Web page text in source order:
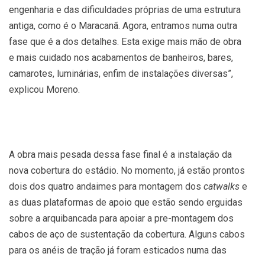
engenharia e das dificuldades próprias de uma estrutura
antiga, como é o Maracanã. Agora, entramos numa outra
fase que é a dos detalhes. Esta exige mais mão de obra
e mais cuidado nos acabamentos de banheiros, bares,
camarotes, luminárias, enfim de instalações diversas”,
explicou Moreno.
A obra mais pesada dessa fase final é a instalação da
nova cobertura do estádio. No momento, já estão prontos
dois dos quatro andaimes para montagem dos catwalks e
as duas plataformas de apoio que estão sendo erguidas
sobre a arquibancada para apoiar a pre-montagem dos
cabos de aço de sustentação da cobertura. Alguns cabos
para os anéis de tração já foram esticados numa das